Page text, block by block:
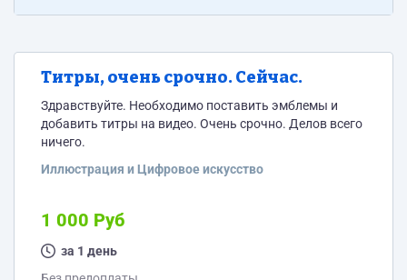
Титры, очень срочно. Сейчас.
Здравствуйте. Необходимо поставить эмблемы и
добавить титры на видео. Очень срочно. Делов всего
ничего.
Иллюстрация и Цифровое искусство
1 000 Руб
за 1 день